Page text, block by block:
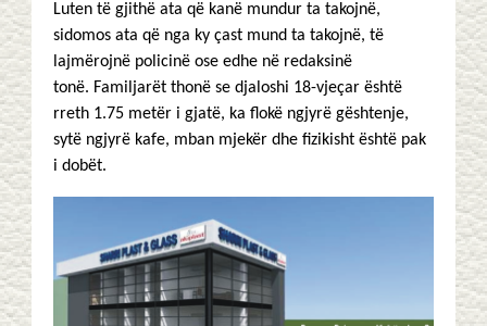
Luten të gjithë ata që kanë mundur ta takojnë,
sidomos ata që nga ky çast mund ta takojnë, të
lajmërojnë policinë ose edhe në redaksinë
tonë. Familjarët thonë se djaloshi 18-vjeçar është
rreth 1.75 metër i gjatë, ka flokë ngjyrë gështenje,
sytë ngjyrë kafe, mban mjekër dhe fizikisht është pak
i dobët.